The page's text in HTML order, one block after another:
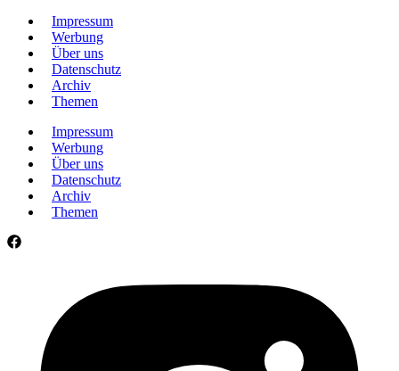
Impressum
Werbung
Über uns
Datenschutz
Archiv
Themen
Impressum
Werbung
Über uns
Datenschutz
Archiv
Themen